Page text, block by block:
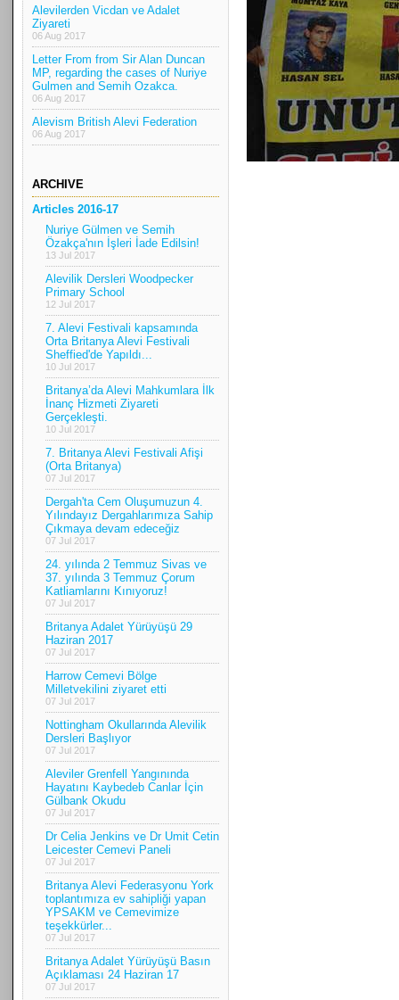
Alevilerden Vicdan ve Adalet
Ziyareti
06 Aug 2017
Letter From from Sir Alan Duncan
MP, regarding the cases of Nuriye
Gulmen and Semih Ozakca.
06 Aug 2017
Alevism British Alevi Federation
06 Aug 2017
ARCHIVE
Articles 2016-17
Nuriye Gülmen ve Semih
Özakça'nın İşleri İade Edilsin!
13 Jul 2017
Alevilik Dersleri Woodpecker
Primary School
12 Jul 2017
7. Alevi Festivali kapsamında
Orta Britanya Alevi Festivali
Sheffied'de Yapıldı...
10 Jul 2017
Britanya’da Alevi Mahkumlara İlk
İnanç Hizmeti Ziyareti
Gerçekleşti.
10 Jul 2017
7. Britanya Alevi Festivali Afişi
(Orta Britanya)
07 Jul 2017
Dergah'ta Cem Oluşumuzun 4.
Yılındayız Dergahlarımıza Sahip
Çıkmaya devam edeceğiz
07 Jul 2017
24. yılında 2 Temmuz Sivas ve
37. yılında 3 Temmuz Çorum
Katliamlarını Kınıyoruz!
07 Jul 2017
Britanya Adalet Yürüyüşü 29
Haziran 2017
07 Jul 2017
Harrow Cemevi Bölge
Milletvekilini ziyaret etti
07 Jul 2017
Nottingham Okullarında Alevilik
Dersleri Başlıyor
07 Jul 2017
Aleviler Grenfell Yangınında
Hayatını Kaybedeb Canlar İçin
Gülbank Okudu
07 Jul 2017
Dr Celia Jenkins ve Dr Umit Cetin
Leicester Cemevi Paneli
07 Jul 2017
Britanya Alevi Federasyonu York
toplantımıza ev sahipliği yapan
YPSAKM ve Cemevimize
teşekkürler...
07 Jul 2017
Britanya Adalet Yürüyüşü Basın
Açıklaması 24 Haziran 17
07 Jul 2017